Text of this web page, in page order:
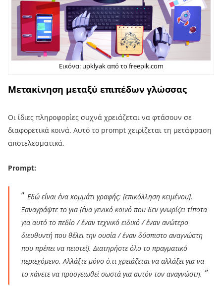
Εικόνα: upklyak από το freepik.com
Μετακίνηση μεταξύ επιπέδων γλώσσας
Οι ίδιες πληροφορίες συχνά χρειάζεται να φτάσουν σε
διαφορετικά κοινά. Αυτό το prompt χειρίζεται τη μετάφραση
αποτελεσματικά.
Prompt:
Εδώ είναι ένα κομμάτι γραφής: [επικόλληση κειμένου].
Ξαναγράψτε το για [ένα γενικό κοινό που δεν γνωρίζει τίποτα
για αυτό το πεδίο / έναν τεχνικό ειδικό / έναν ανώτερο
διευθυντή που θέλει την ουσία / έναν δύσπιστο αναγνώστη
που πρέπει να πειστεί]. Διατηρήστε όλο το πραγματικό
περιεχόμενο. Αλλάξτε μόνο ό,τι χρειάζεται να αλλάξει για να
το κάνετε να προσγειωθεί σωστά για αυτόν τον αναγνώστη.